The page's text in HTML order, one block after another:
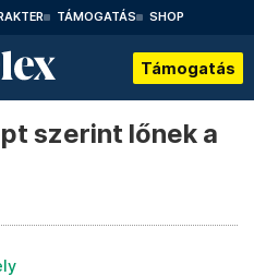
TÁMOGATÁS SHOP
Támogatás
szerint lőnek a